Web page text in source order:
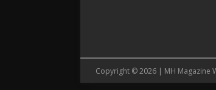
Copyright © 2026 | MH Magazine